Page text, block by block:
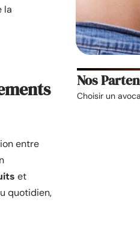
la
entre
et
quotidien,
Nos
Choisir un